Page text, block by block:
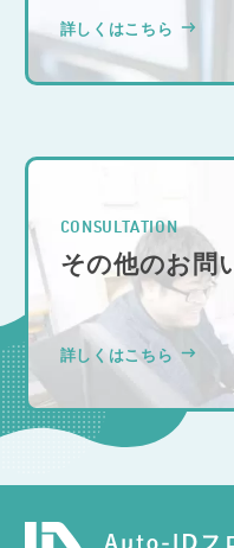
詳しくはこちら
CONSULTATION
その他のお問
詳しくはこちら